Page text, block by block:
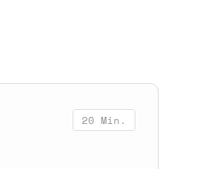
20 Min.